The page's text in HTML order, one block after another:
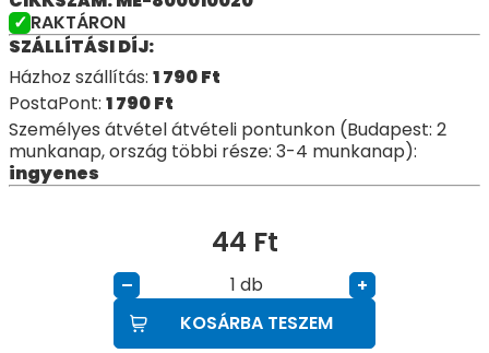
RAKTÁRON
SZÁLLÍTÁSI DÍJ:
Házhoz szállítás: 1 790Ft
PostaPont: 1 790Ft
Személyes átvétel átvételi pontunkon (Budapest: 2
munkanap, ország többi része: 3-4 munkanap):
ingyenes
44 Ft
– db
+
KOSÁRBA TESZEM